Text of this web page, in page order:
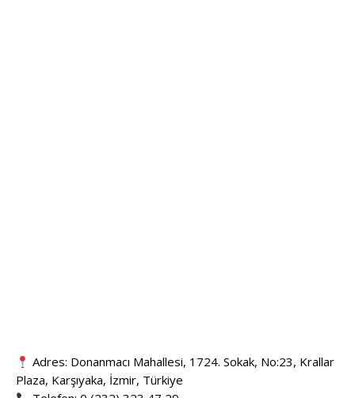
Adres: Donanmacı Mahallesi, 1724. Sokak, No:23, Krallar
Plaza, Karşıyaka, İzmir, Türkiye